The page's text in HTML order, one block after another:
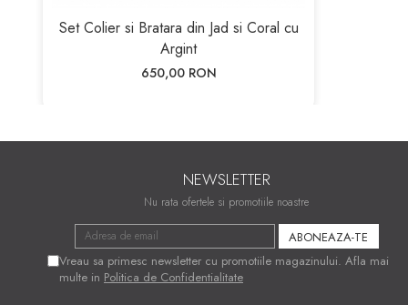
Set Colier si Bratara din Jad si Coral cu
Argint
650,00 RON
NEWSLETTER
Nu rata ofertele si promotiile noastre
Vreau sa primesc newsletter cu promotiile magazinului. Afla mai
multe in Politica de Confidentialitate